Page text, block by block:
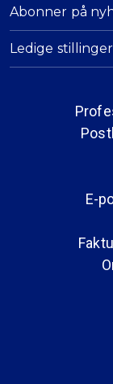
Abonner på
Ledige stillinger
E-